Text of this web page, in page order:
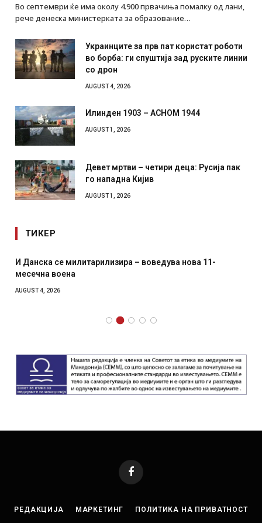
Во септември ќе има околу 4.900 првачиња помалку од лани,
рече денеска министерката за образование…
Украинците за прв пат користат роботи
во борба: ги спуштија зад руските линии
со дрон
AUGUST 4, 2026
Илинден 1903 – АСНОМ 1944
AUGUST 1, 2026
Девет мртви – четири деца: Русија пак
го нападна Кијив
AUGUST 1, 2026
ТИКЕР
И Данска се милитарилизира – воведува нова 11-
месечна воена
AUGUST 4, 2026
Facebook
РЕДАКЦИЈА МАРКЕТИНГ ПОЛИТИКА НА ПРИВАТНОСТ